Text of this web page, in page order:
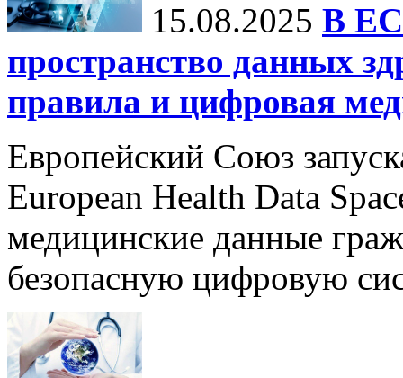
15.08.2025 В ЕС
пространство данных
правила и цифровая
Европейский Союз
European Health Data
медицинские данные
безопасную цифровую